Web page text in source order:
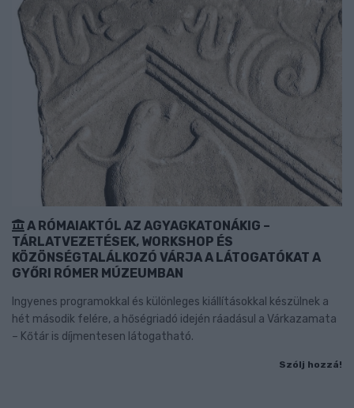
A RÓMAIAKTÓL AZ AGYAGKATONÁKIG –
TÁRLATVEZETÉSEK, WORKSHOP ÉS
KÖZÖNSÉGTALÁLKOZÓ VÁRJA A LÁTOGATÓKAT A
GYŐRI RÓMER MÚZEUMBAN
Ingyenes programokkal és különleges kiállításokkal készülnek a
hét második felére, a hőségriadó idején ráadásul a Várkazamata
– Kőtár is díjmentesen látogatható.
Szólj hozzá!